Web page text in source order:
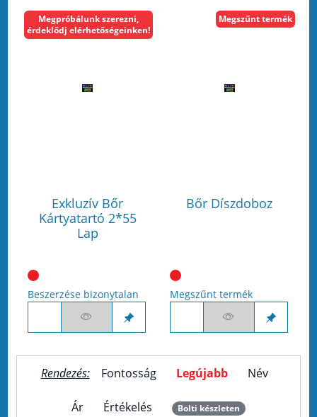
Exkluzív Bőr
Kártyatartó 2*55
Lap
Megpróbálunk szerezni,
érdeklődj elérhetőségeinken!
Beszerzése bizonytalan
Bőr Díszdoboz
Megszűnt termék
Megszűnt termék
Rendezés: Fontosság Legújabb Név
Ár Értékelés Bolti készleten